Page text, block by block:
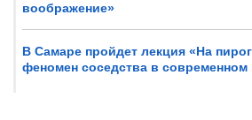
воображение»
В Самаре пройдет лекция «На
феномен соседства в современном